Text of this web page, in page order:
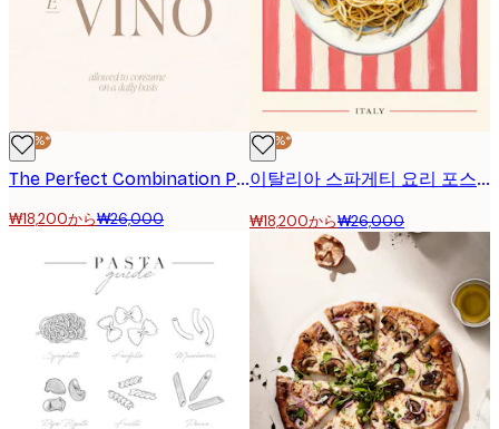
-30%*
The Perfect Combination Poster
₩18,200から₩26,000
-30%*
이탈리아 스파게티 요리 포스터
₩18,200から₩26,000